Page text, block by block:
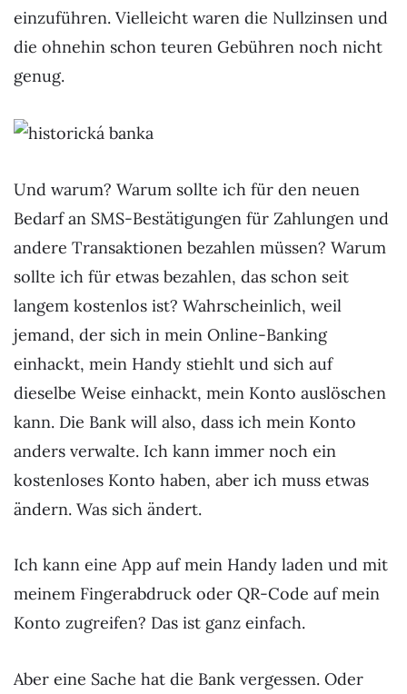
einzuführen. Vielleicht waren die Nullzinsen und
die ohnehin schon teuren Gebühren noch nicht
genug.
Und warum? Warum sollte ich für den neuen
Bedarf an SMS-Bestätigungen für Zahlungen und
andere Transaktionen bezahlen müssen? Warum
sollte ich für etwas bezahlen, das schon seit
langem kostenlos ist? Wahrscheinlich, weil
jemand, der sich in mein Online-Banking
einhackt, mein Handy stiehlt und sich auf
dieselbe Weise einhackt, mein Konto auslöschen
kann. Die Bank will also, dass ich mein Konto
anders verwalte. Ich kann immer noch ein
kostenloses Konto haben, aber ich muss etwas
ändern. Was sich ändert.
Ich kann eine App auf mein Handy laden und mit
meinem Fingerabdruck oder QR-Code auf mein
Konto zugreifen? Das ist ganz einfach.
Aber eine Sache hat die Bank vergessen. Oder